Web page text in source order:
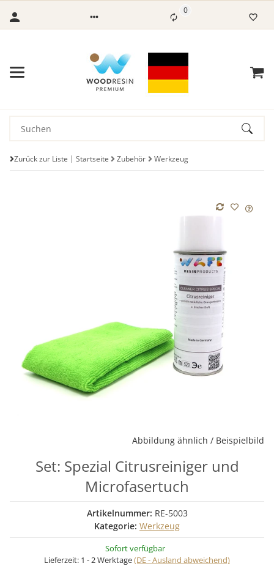
0
Zurück zur Liste Startseite Zubehör Werkzeug
Abbildung ähnlich / Beispielbild
Set: Spezial Citrusreiniger und
Microfasertuch
Artikelnummer: RE-5003
Kategorie: Werkzeug
Sofort verfügbar
Lieferzeit: 1 - 2 Werktage(DE - Ausland abweichend)